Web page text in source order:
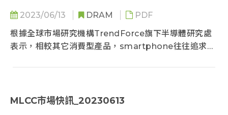
2023/06/13 DRAM
PDF
根據全球市場研究機構TrendForce旗下半導體研究處
表示，相較其它消費型產品，smartphone往往追求更
MLCC市場快訊_20230613